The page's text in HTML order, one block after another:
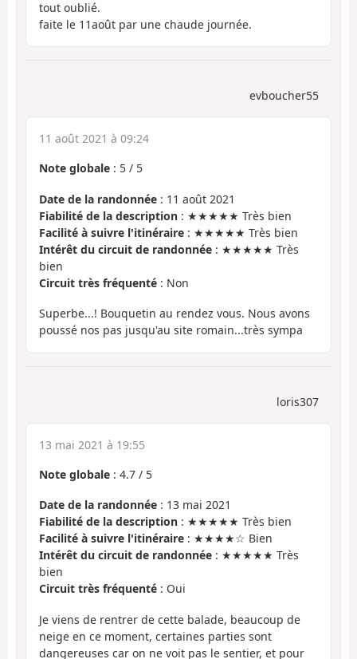
tout oublié.
faite le 11août par une chaude journée.
evboucher55
11 août 2021 à 09:24
Note globale : 5 / 5
Date de la randonnée : 11 août 2021
Fiabilité de la description : ★★★★★ Très bien
Facilité à suivre l'itinéraire : ★★★★★ Très bien
Intérêt du circuit de randonnée : ★★★★★ Très
bien
Circuit très fréquenté : Non
Superbe...! Bouquetin au rendez vous. Nous avons
poussé nos pas jusqu'au site romain...très sympa
loris307
13 mai 2021 à 19:55
Note globale : 4.7 / 5
Date de la randonnée : 13 mai 2021
Fiabilité de la description : ★★★★★ Très bien
Facilité à suivre l'itinéraire : ★★★★☆ Bien
Intérêt du circuit de randonnée : ★★★★★ Très
bien
Circuit très fréquenté : Oui
Je viens de rentrer de cette balade, beaucoup de
neige en ce moment, certaines parties sont
dangereuses car on ne voit pas le sentier, et pour